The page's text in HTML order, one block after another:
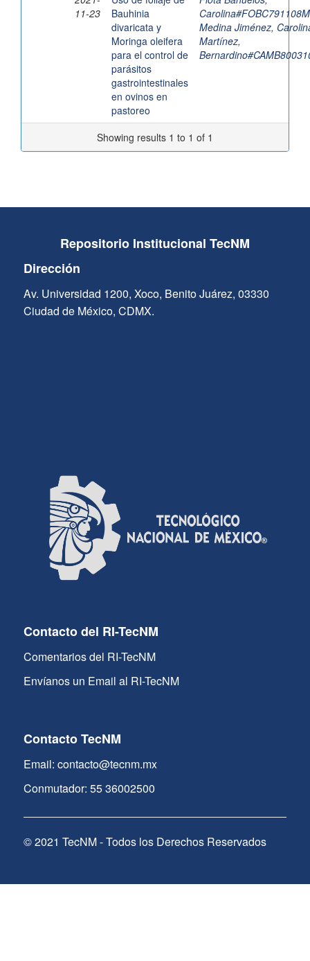
11-23
Bauhinia
divaricata y
Moringa oleifera
para el control de
parásitos
gastrointestinales
en ovinos en
pastoreo
Medina Jiménez,
Martínez,
Showing results 1 to 1 of 1
Repositorio Institucional TecNM
Dirección
Av. Universidad 1200, Xoco, Benito Juárez, 03330
Ciudad de México, CDMX.
Contacto del RI-TecNM
Comentarios del RI-TecNM
Envíanos un Email al RI-TecNM
Contacto TecNM
Email: contacto@tecnm.mx
Conmutador: 55 36002500
© 2021 TecNM - Todos los Derechos Reservados